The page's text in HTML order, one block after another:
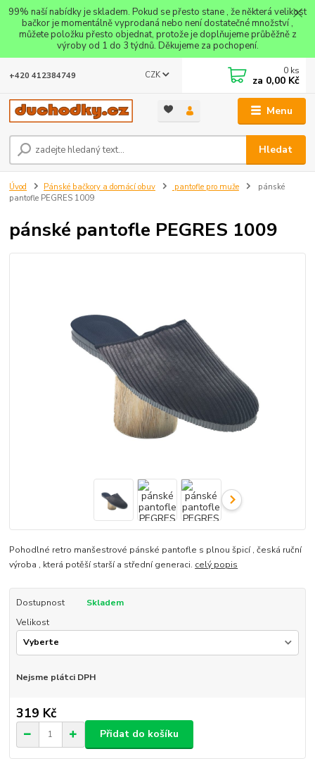
99% naší nabídky je skladem. Pokud se přesto stane , že některá velikost
bačkor je momentálně vyprodaná nebo není dostatečné množství ,
můžete položku přesto objednat, protože je doplňujeme průběžně z
výroby od 1 do 3 týdnů. Děkujeme za pochopení.
Menu
CZK
Hledat
+420 412384749 0 ks
za 0,00 Kč
Úvod Pánské bačkory a domácí obuv pantofle pro muže
pánské
pantofle PEGRES 1009
pánské pantofle PEGRES 1009
Pohodlné retro manšestrové pánské pantofle s plnou špicí , česká ruční
výroba , která potěší starší a střední generaci. celý popis
Dostupnost
Skladem
Velikost
Nejsme plátci DPH
319 Kč
Přidat do košíku